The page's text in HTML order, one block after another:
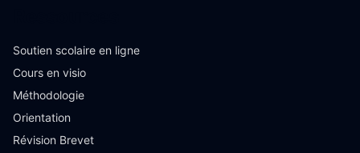
Soutien scolaire en ligne
Cours en visio
Méthodologie
Orientation
Révision Brevet